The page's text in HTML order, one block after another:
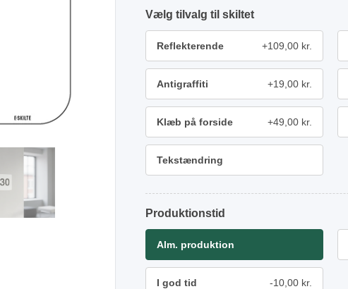
tilvalg
Reflekterende +109,00 kr.
Antigraffiti +19,00 kr.
Klæb på forside +49,00 kr.
Tekstændring
Produktionstid
Alm. produktion
I god tid -10,00 kr.